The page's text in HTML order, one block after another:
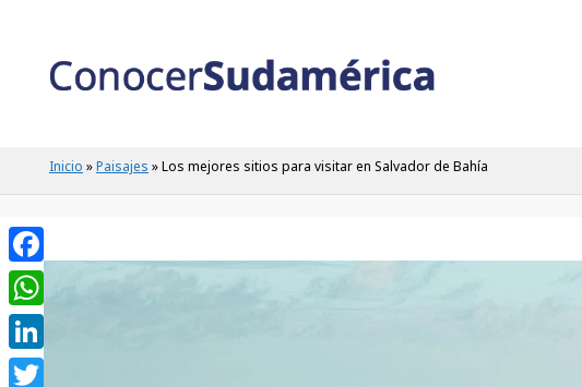
contenido
Inicio »Paisajes »Los mejores sitios para visitar en Salvador de Bahía
Facebook
WhatsApp
LinkedIn